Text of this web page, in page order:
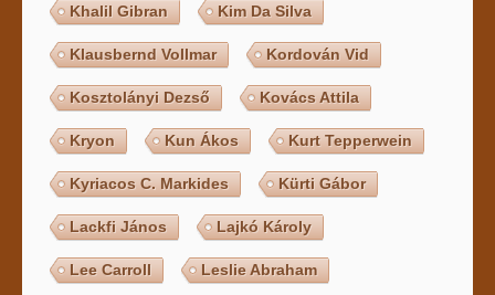
Khalil Gibran Kim Da Silva
Klausbernd Vollmar Kordován Vid
Kosztolányi Dezső Kovács Attila
Kryon Kun Ákos Kurt Tepperwein
Kyriacos C. Markides Kürti Gábor
Lackfi János Lajkó Károly
Lee Carroll Leslie Abraham